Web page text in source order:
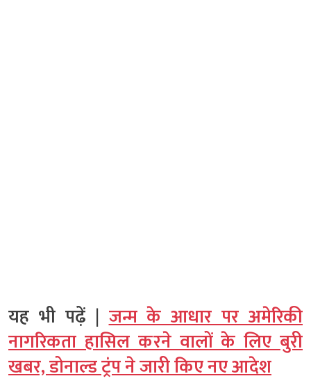
यह भी पढ़ें |जन्म के आधार पर अमेरिकी
नागरिकता हासिल करने वालों के लिए बुरी
खबर, डोनाल्ड ट्रंप ने जारी किए नए आदेश